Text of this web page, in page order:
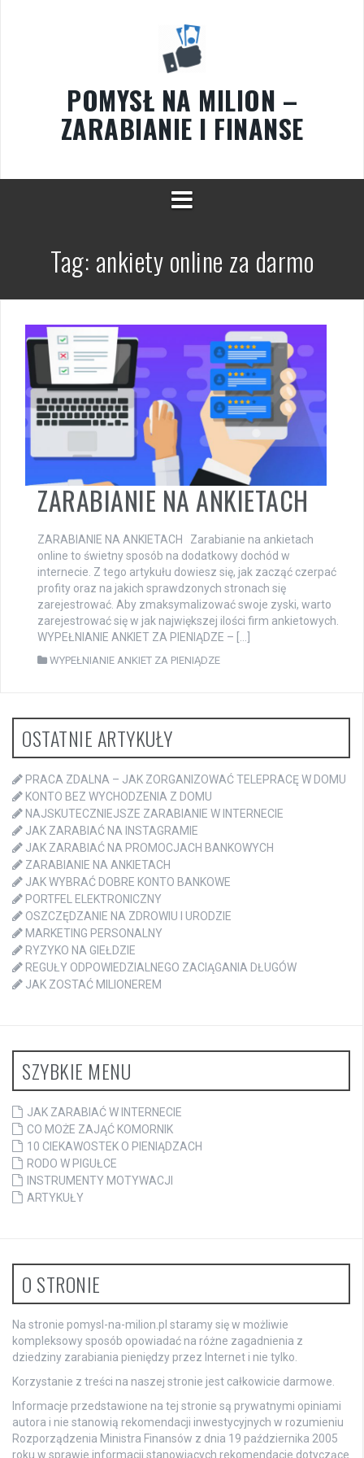
POMYSŁ NA MILION –
ZARABIANIE I FINANSE
Tag: ankiety online za darmo
ZARABIANIE NA ANKIETACH
ZARABIANIE NA ANKIETACH Zarabianie na ankietach
online to świetny sposób na dodatkowy dochód w
internecie. Z tego artykułu dowiesz się, jak zacząć czerpać
profity oraz na jakich sprawdzonych stronach się
zarejestrować. Aby zmaksymalizować swoje zyski, warto
zarejestrować się w jak największej ilości firm ankietowych.
WYPEŁNIANIE ANKIET ZA PIENIĄDZE – […]
WYPEŁNIANIE ANKIET ZA PIENIĄDZE
OSTATNIE ARTYKUŁY
PRACA ZDALNA – JAK ZORGANIZOWAĆ TELEPRACĘ W DOMU
KONTO BEZ WYCHODZENIA Z DOMU
NAJSKUTECZNIEJSZE ZARABIANIE W INTERNECIE
JAK ZARABIAĆ NA INSTAGRAMIE
JAK ZARABIAĆ NA PROMOCJACH BANKOWYCH
ZARABIANIE NA ANKIETACH
JAK WYBRAĆ DOBRE KONTO BANKOWE
PORTFEL ELEKTRONICZNY
OSZCZĘDZANIE NA ZDROWIU I URODZIE
MARKETING PERSONALNY
RYZYKO NA GIEŁDZIE
REGUŁY ODPOWIEDZIALNEGO ZACIĄGANIA DŁUGÓW
JAK ZOSTAĆ MILIONEREM
SZYBKIE MENU
JAK ZARABIAĆ W INTERNECIE
CO MOŻE ZAJĄĆ KOMORNIK
10 CIEKAWOSTEK O PIENIĄDZACH
RODO W PIGUŁCE
INSTRUMENTY MOTYWACJI
ARTYKUŁY
O STRONIE
Na stronie pomysl-na-milion.pl staramy się w możliwie
kompleksowy sposób opowiadać na różne zagadnienia z
dziedziny zarabiania pieniędzy przez Internet i nie tylko.
Korzystanie z treści na naszej stronie jest całkowicie darmowe.
Informacje przedstawione na tej stronie są prywatnymi opiniami
autora i nie stanowią rekomendacji inwestycyjnych w rozumieniu
Rozporządzenia Ministra Finansów z dnia 19 października 2005
roku w sprawie informacji stanowiących rekomendacje dotyczące